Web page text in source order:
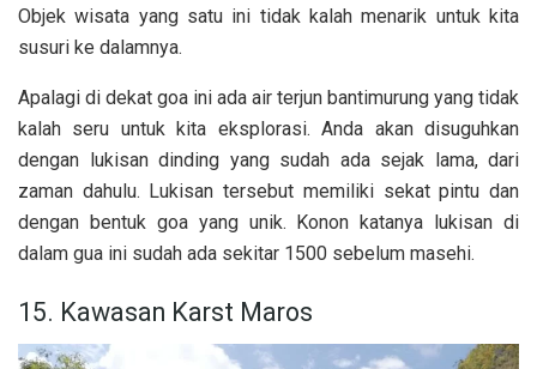
Objek wisata yang satu ini tidak kalah menarik untuk kita
susuri ke dalamnya.
Apalagi di dekat goa ini ada air terjun bantimurung yang tidak
kalah seru untuk kita eksplorasi. Anda akan disuguhkan
dengan lukisan dinding yang sudah ada sejak lama, dari
zaman dahulu. Lukisan tersebut memiliki sekat pintu dan
dengan bentuk goa yang unik. Konon katanya lukisan di
dalam gua ini sudah ada sekitar 1500 sebelum masehi.
15. Kawasan Karst Maros